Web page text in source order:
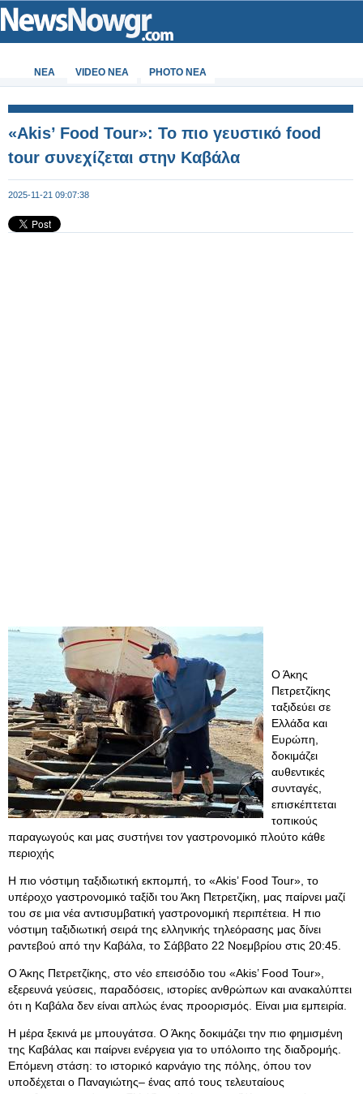
ΝΕΑ VIDEO NEA PHOTO NEA
«Akis’ Food Tour»: Το πιο γευστικό food
tour συνεχίζεται στην Καβάλα
2025-11-21 09:07:38
Ο Άκης
Πετρετζίκης
ταξιδεύει σε
Ελλάδα και
Ευρώπη,
δοκιμάζει
αυθεντικές
συνταγές,
επισκέπτεται
τοπικούς
παραγωγούς και μας συστήνει τον γαστρονομικό πλούτο κάθε
περιοχής
H πιο νόστιμη ταξιδιωτική εκπομπή, το «Akis’ Food Tour», το
υπέροχο γαστρονομικό ταξίδι του Άκη Πετρετζίκη, μας παίρνει μαζί
του σε μια νέα αντισυμβατική γαστρονομική περιπέτεια. Η πιο
νόστιμη ταξιδιωτική σειρά της ελληνικής τηλεόρασης μας δίνει
ραντεβού από την Καβάλα, το Σάββατο 22 Νοεμβρίου στις 20:45.
Ο Άκης Πετρετζίκης, στο νέο επεισόδιο του «Akis’ Food Tour»,
εξερευνά γεύσεις, παραδόσεις, ιστορίες ανθρώπων και ανακαλύπτει
ότι η Καβάλα δεν είναι απλώς ένας προορισμός. Είναι μια εμπειρία.
Η μέρα ξεκινά με μπουγάτσα. Ο Άκης δοκιμάζει την πιο φημισμένη
της Καβάλας και παίρνει ενέργεια για το υπόλοιπο της διαδρομής.
Επόμενη στάση: το ιστορικό καρνάγιο της πόλης, όπου τον
υποδέχεται ο Παναγιώτης– ένας από τους τελευταίους